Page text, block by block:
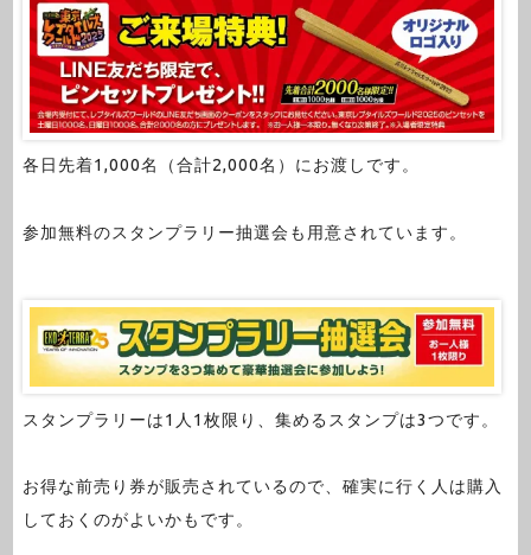
各日先着1,000名（合計2,000名）にお渡しです。
参加無料のスタンプラリー抽選会も用意されています。
スタンプラリーは1人1枚限り、集めるスタンプは3つです。
お得な前売り券が販売されているので、確実に行く人は購入
しておくのがよいかもです。